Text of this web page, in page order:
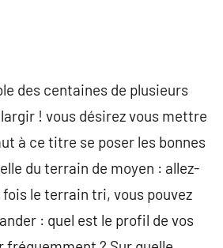
des centaines de plusieurs
! vous désirez vous mettre
à ce titre se poser les bonnes
du terrain de moyen : allez-
le terrain tri, vous pouvez
: quel est le profil de vos